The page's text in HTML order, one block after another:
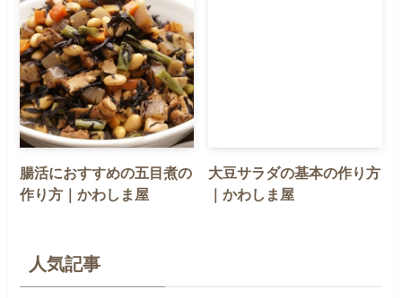
腸活におすすめの五目煮の
作り方｜かわしま屋
大豆サラダの基本の作り方
｜かわしま屋
人気記事